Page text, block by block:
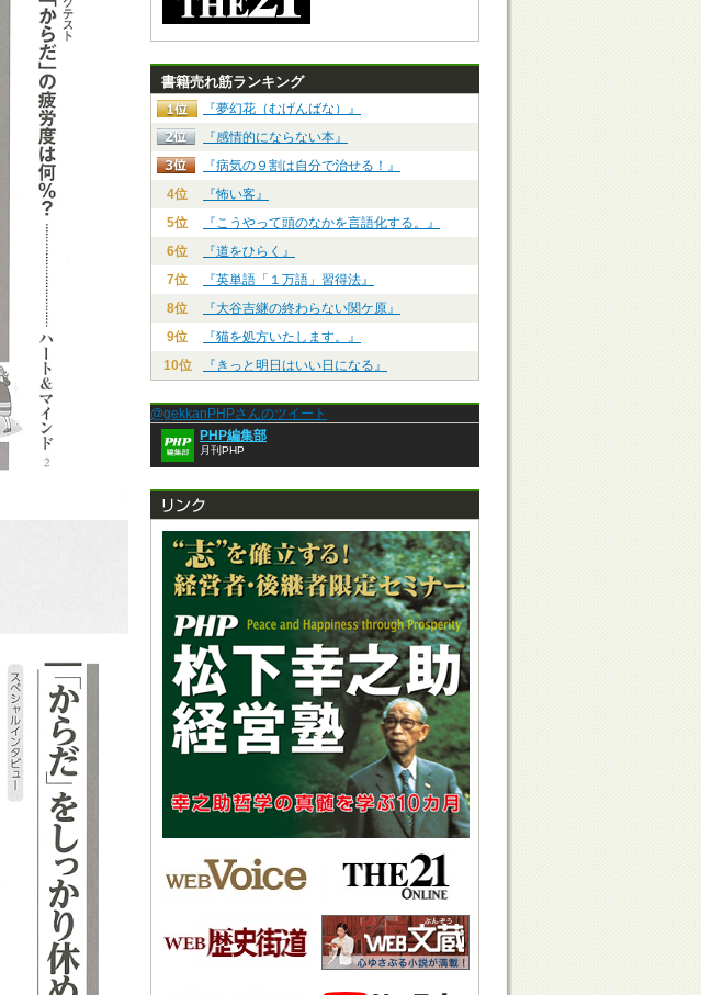
書籍売れ筋ランキング
『夢幻花（むげんばな）』
『感情的にならない本』
『病気の９割は自分で治せる！』
4位
『怖い客』
5位
『こうやって頭のなかを言語化する。』
6位
『道をひらく』
7位
『英単語「１万語」習得法』
8位
『大谷吉継の終わらない関ケ原』
9位
『猫を処方いたします。』
10位
『きっと明日はいい日になる』
@gekkanPHPさんのツイート
PHP編集部
月刊PHP